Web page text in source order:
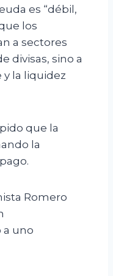
es “débil,
los
a sectores
divisas, sino a
la liquidez
que la
la
Romero
uno